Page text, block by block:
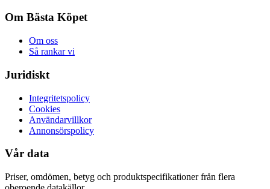
Om Bästa Köpet
Om oss
Så rankar vi
Juridiskt
Integritetspolicy
Cookies
Användarvillkor
Annonsörspolicy
Vår data
Priser, omdömen, betyg och produktspecifikationer från flera